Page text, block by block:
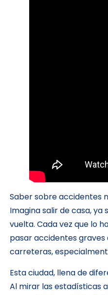
Saber sobre accidentes
Imagina salir de casa,
vuelta. Cada vez que lo
pasar accidentes graves
carreteras,
Esta ciudad, llena de
Al mirar las estadísticas